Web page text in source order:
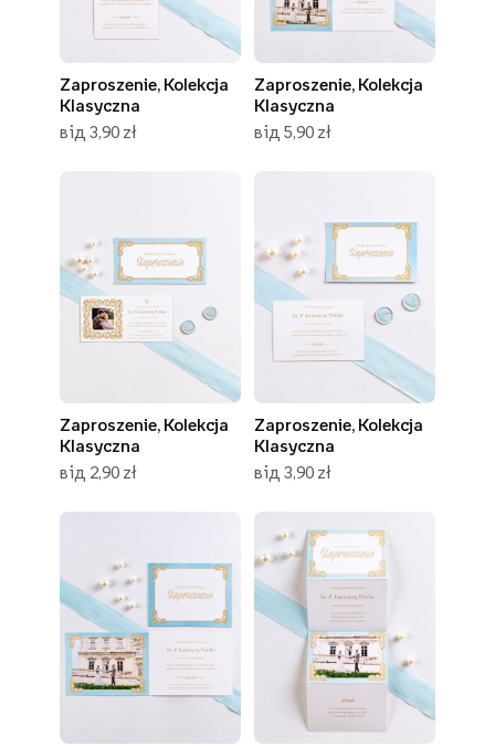
Zaproszenie, Kolekcja
Klasyczna
від 3,90 zł
Zaproszenie, Kolekcja
Klasyczna
від 5,90 zł
Zaproszenie, Kolekcja
Klasyczna
від 2,90 zł
Zaproszenie, Kolekcja
Klasyczna
від 3,90 zł